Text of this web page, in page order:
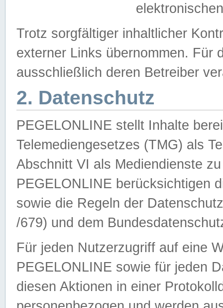
Trotz sorgfältiger inhaltlicher
externer Links übernommen. Für
ausschließlich deren Betreiber
2. Datenschutz
PEGELONLINE stellt Inhalte
Telemediengesetzes (TMG) als
Abschnitt VI als Mediendienste
PEGELONLINE berücksichtigen
sowie die Regeln der
/679) und dem
Für jeden Nutzerzugriff auf eine
PEGELONLINE sowie für jeden
diesen Aktionen in einer